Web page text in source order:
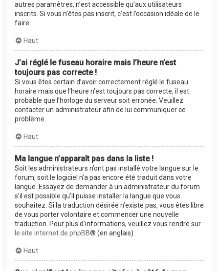
autres paramètres, n’est accessible qu’aux utilisateurs
inscrits. Si vous n’êtes pas inscrit, c’est l’occasion idéale de le
faire.
Haut
J’ai réglé le fuseau horaire mais l’heure n’est
toujours pas correcte !
Si vous êtes certain d’avoir correctement réglé le fuseau
horaire mais que l’heure n’est toujours pas correcte, il est
probable que l’horloge du serveur soit erronée. Veuillez
contacter un administrateur afin de lui communiquer ce
problème.
Haut
Ma langue n’apparaît pas dans la liste !
Soit les administrateurs n’ont pas installé votre langue sur le
forum, soit le logiciel n’a pas encore été traduit dans votre
langue. Essayez de demander à un administrateur du forum
s’il est possible qu’il puisse installer la langue que vous
souhaitez. Si la traduction désirée n’existe pas, vous êtes libre
de vous porter volontaire et commencer une nouvelle
traduction. Pour plus d’informations, veuillez vous rendre sur
le site internet de phpBB® (en anglais).
Haut